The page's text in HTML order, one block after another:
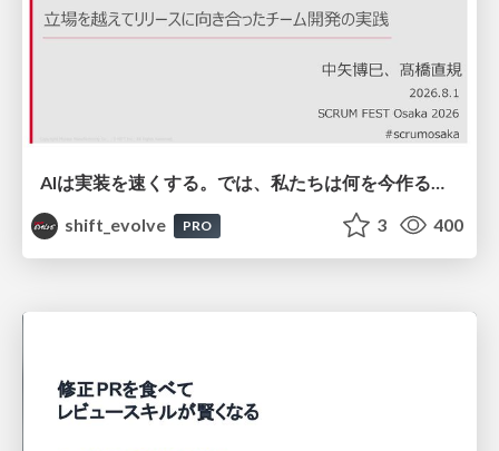
AIは実装を速くする。では、私たちは何を今作るべきか？－立場を越えてリリースに向き合ったチーム開発の実践 / 20260801 Hiromi Nakaya and Naoki Takahashi
shift_evolve
PRO 3 400